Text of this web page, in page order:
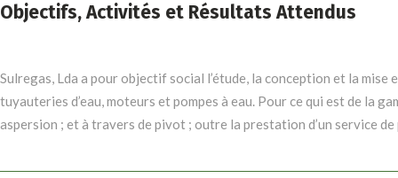
Objectifs, Activités et Résultats Attendus
Sulregas, Lda a pour objectif social l’étude, la conception et la
tuyauteries d’eau, moteurs et pompes à eau. Pour ce qui est de la
aspersion ; et à travers de pivot ; outre la prestation d’un service